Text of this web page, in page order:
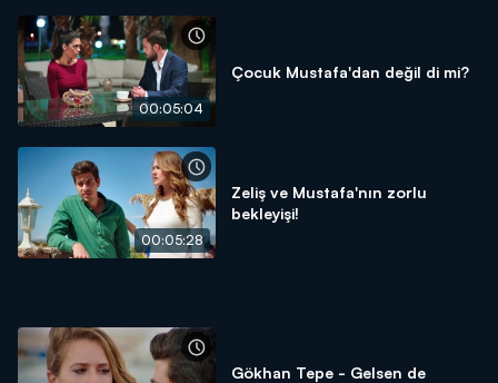
00:05:04
Çocuk Mustafa'dan değil di mi?
00:05:28
Zeliş ve Mustafa'nın zorlu
bekleyişi!
Gökhan Tepe - Gelsen de